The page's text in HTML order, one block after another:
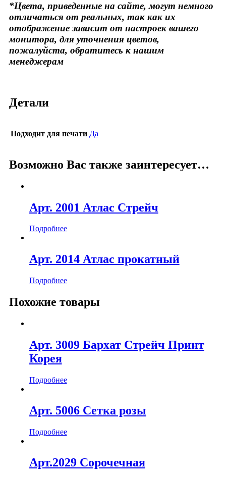
*Цвета, приведенные на сайте, могут немного
отличаться от реальных, так как их
отображение зависит от настроек вашего
монитора, для уточнения цветов,
пожалуйста, обратитесь к нашим
менеджерам
Детали
Подходит для печати Да
Возможно Вас также заинтересует…
Арт. 2001 Атлас Стрейч
Подробнее
Арт. 2014 Атлас прокатный
Подробнее
Похожие товары
Арт. 3009 Бархат Стрейч Принт
Корея
Подробнее
Арт. 5006 Сетка розы
Подробнее
Арт.2029 Сорочечная